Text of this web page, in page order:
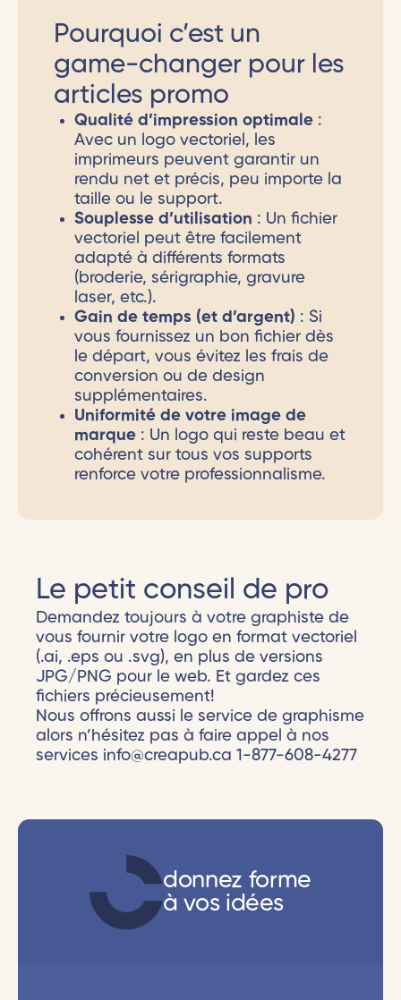
Pourquoi c’est un
game-changer pour les
articles promo
Qualité d’impression optimale:
Avec un logo vectoriel, les
imprimeurs peuvent garantir un
rendu net et précis, peu importe la
taille ou le support.
Souplesse d’utilisation : Un fichier
vectoriel peut être facilement
adapté à différents formats
(broderie, sérigraphie, gravure
laser, etc.).
Gain de temps (et d’argent) : Si
vous fournissez un bon fichier dès
le départ, vous évitez les frais de
conversion ou de design
supplémentaires.
Uniformité de votre image de
marque: Un logo qui reste beau et
cohérent sur tous vos supports
renforce votre professionnalisme.
Le petit conseil de pro
Demandez toujours à votre graphiste de
vous fournir votre logo en format vectoriel
(.ai, .eps ou .svg), en plus de versions
JPG/PNG pour le web. Et gardez ces
fichiers précieusement!
Nous offrons aussi le service de graphisme
alors n’hésitez pas à faire appel à nos
services info@creapub.ca 1-877-608-4277
donnez forme
à vos idées